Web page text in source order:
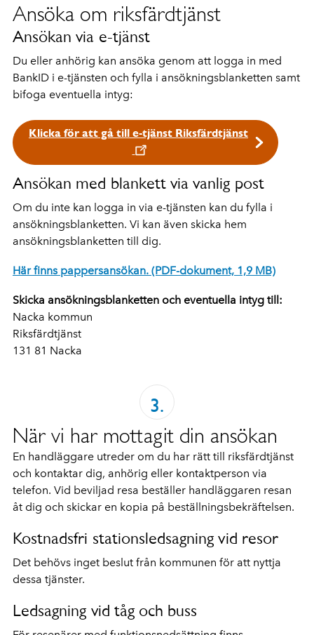
Ansöka om riksfärdtjänst
Ansökan via e-tjänst
Du eller anhörig kan ansöka genom att logga in med
BankID i e-tjänsten och fylla i ansökningsblanketten samt
bifoga eventuella intyg:
Klicka för att gå till e-tjänst Riksfärdtjänst
Ansökan med blankett via vanlig post
Om du inte kan logga in via e-tjänsten kan du fylla i
ansökningsblanketten. Vi kan även skicka hem
ansökningsblanketten till dig.
Här finns pappersansökan. (PDF-dokument, 1,9 MB)
Skicka ansökningsblanketten och eventuella intyg till:
Nacka kommun
Riksfärdtjänst
131 81 Nacka
När vi har mottagit din ansökan
En handläggare utreder om du har rätt till riksfärdtjänst
och kontaktar dig, anhörig eller kontaktperson via
telefon. Vid beviljad resa beställer handläggaren resan
åt dig och skickar en kopia på beställningsbekräftelsen.
Kostnadsfri stationsledsagning vid resor
Det behövs inget beslut från kommunen för att nyttja
dessa tjänster.
Ledsagning vid tåg och buss